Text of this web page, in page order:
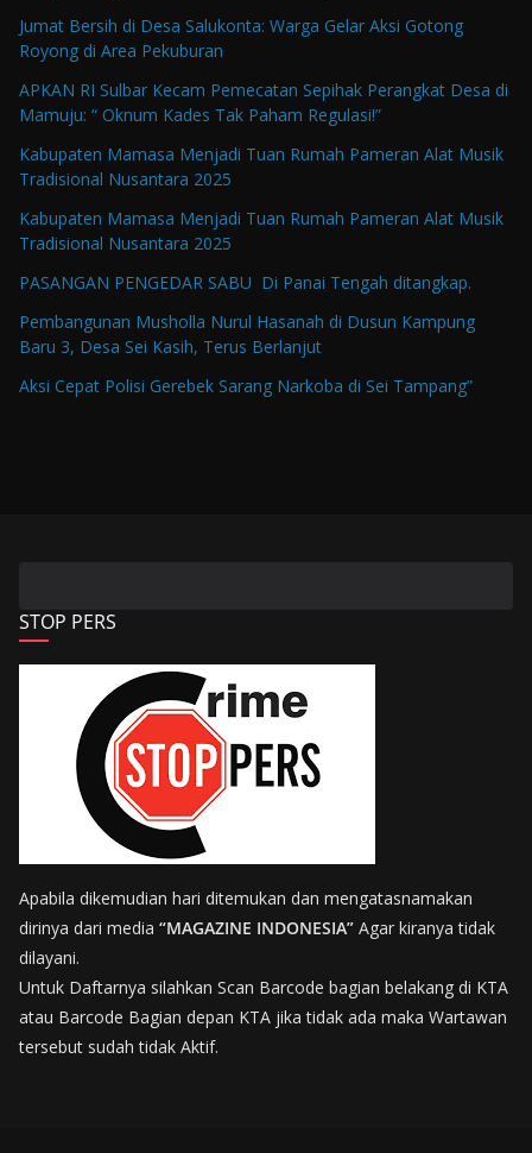
Jumat Bersih di Desa Salukonta: Warga Gelar Aksi Gotong
Royong di Area Pekuburan
APKAN RI Sulbar Kecam Pemecatan Sepihak Perangkat Desa di
Mamuju: “ Oknum Kades Tak Paham Regulasi!”
Kabupaten Mamasa Menjadi Tuan Rumah Pameran Alat Musik
Tradisional Nusantara 2025
Kabupaten Mamasa Menjadi Tuan Rumah Pameran Alat Musik
Tradisional Nusantara 2025
PASANGAN PENGEDAR SABU Di Panai Tengah ditangkap.
Pembangunan Musholla Nurul Hasanah di Dusun Kampung
Baru 3, Desa Sei Kasih, Terus Berlanjut
Aksi Cepat Polisi Gerebek Sarang Narkoba di Sei Tampang”
STOP PERS
Apabila dikemudian hari ditemukan dan mengatasnamakan
dirinya dari media “MAGAZINE INDONESIA” Agar kiranya tidak
dilayani.
Untuk Daftarnya silahkan Scan Barcode bagian belakang di KTA
atau Barcode Bagian depan KTA jika tidak ada maka Wartawan
tersebut sudah tidak Aktif.